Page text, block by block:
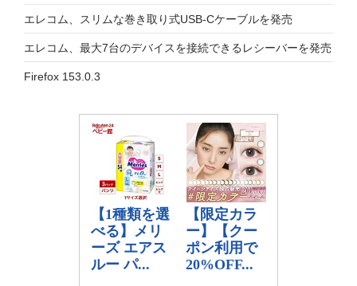
エレコム、スリムな巻き取り式USB-Cケーブルを発売
エレコム、最大7台のデバイスを接続できるレシーバーを発売
Firefox 153.0.3